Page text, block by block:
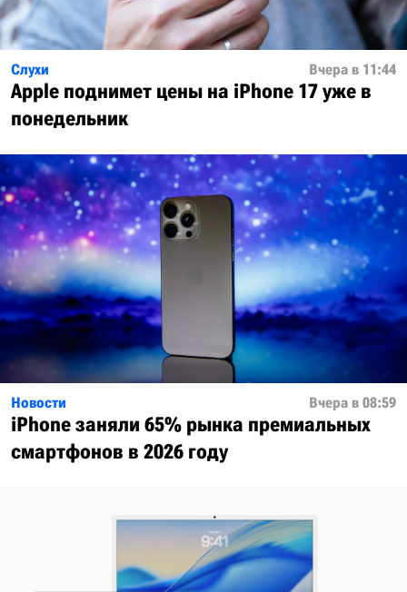
Слухи Вчера в 11:44
Apple поднимет цены на iPhone 17 уже в
понедельник
Новости Вчера в 08:59
iPhone заняли 65% рынка премиальных
смартфонов в 2026 году